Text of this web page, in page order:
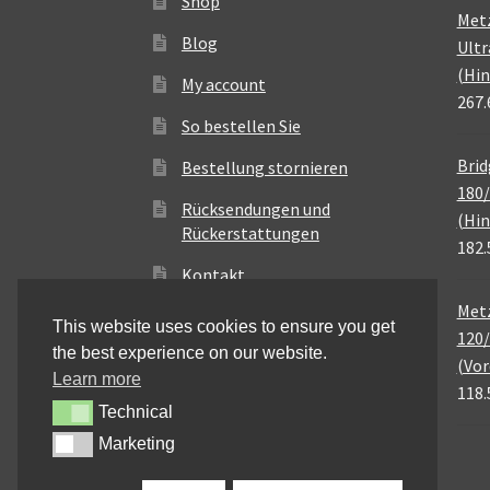
Blog
My account
So bestellen Sie
Bestellung stornieren
Rücksendungen und
Rückerstattungen
Kontakt
This website uses cookies to ensure you get
the best experience on our website.
Learn more
TechnicalTechnical
MarketingMarketing